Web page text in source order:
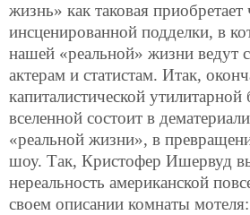
жизнь» как таковая приобретает
инсценированной подделки, в
нашей «реальной» жизни ведут
актерам и статистам. Итак,
капиталистической утилитарной
вселенной состоит в
«реальной жизни», в
шоу. Так, Кристофер Ишервуд
нереальность американской
своем описании комнаты